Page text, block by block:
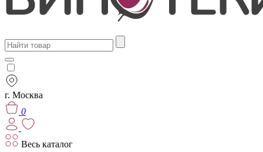
г. Москва
0
Весь каталог